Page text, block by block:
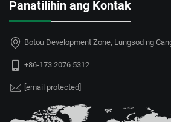
Panatilihin ang Kontak
Botou Development Zone, Lungsod ng
+86-173 2076 5312
[email protected]